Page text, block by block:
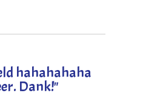
hahahahaha
Dank!"